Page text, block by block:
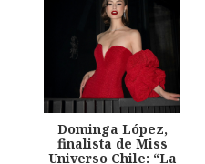
Dominga López,
finalista de Miss
Universo Chile: “La